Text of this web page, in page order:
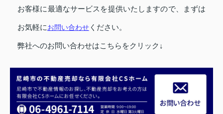
お客様に最適なサービスを提供いたしますので、まずは
お気軽にお問い合わせ ください。
弊社へのお問い合わせはこちらをクリック↓